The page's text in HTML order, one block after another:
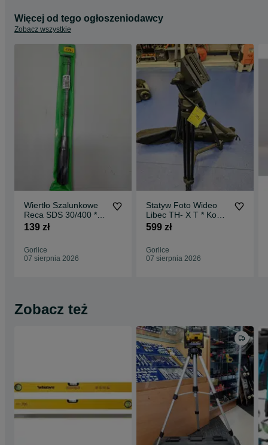
Więcej od tego ogłoszeniodawcy
Zobacz wszystkie
Wiertło Szalunkowe
Reca SDS 30/400 *
Komis Madej Gorlice
139 zł
Gorlice
07 sierpnia 2026
Statyw Foto Wideo
Libec TH- X T * Komis
Madej Gorlice
599 zł
Gorlice
07 sierpnia 2026
Zobacz też